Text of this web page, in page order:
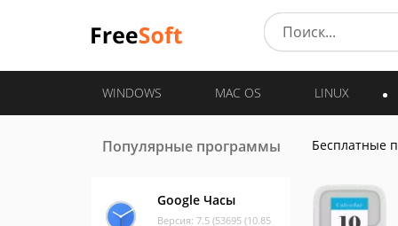
WINDOWS MAC OS LINUX
Популярные программы
Google Часы
Версия: 7.5 (53695 (10.85
Бесплатные